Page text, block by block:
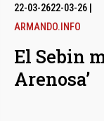
22-03-2622-03-26
ARMANDO.INFO
El Sebin
Arenosa’